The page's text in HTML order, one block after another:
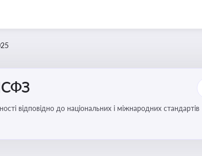
відповідно до національних і міжнародних стандартів